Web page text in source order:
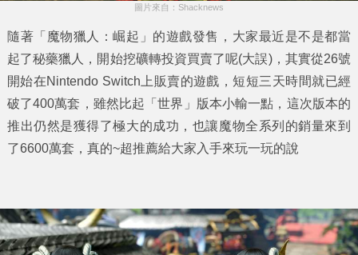
圖片來自：Shacknews
隨著「 魔物獵人：崛起 」的遊戲發售，大家最近是不是都當
起了秘藥獵人，開始挖礦轉投資買賣了呢(大誤)，其實從26號
開始在Nintendo Switch上販賣的遊戲，短短三天時間就已經
破了400萬套，雖然比起「世界」版本小輸一點，這次版本的
推出仍然是獲得了極大的成功，也讓魔物全系列的銷量來到
了6600萬套，真的~超推薦給大家入手來玩一玩的說